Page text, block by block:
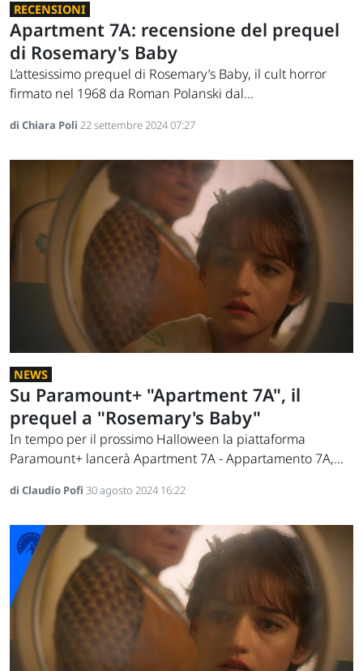
RECENSIONI
Apartment 7A: recensione del prequel
di Rosemary's Baby
L’attesissimo prequel di Rosemary’s Baby, il cult horror
firmato nel 1968 da Roman Polanski dal...
di Chiara Poli 22 settembre 2024 07:27
NEWS
Su Paramount+ "Apartment 7A", il
prequel a "Rosemary's Baby"
In tempo per il prossimo Halloween la piattaforma
Paramount+ lancerà Apartment 7A - Appartamento 7A,...
di Claudio Pofi 30 agosto 2024 16:22